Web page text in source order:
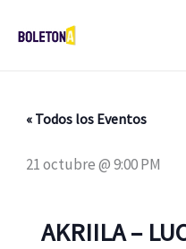
« Todos los Eventos
21 octubre @ 9:00 PM
AKRIILA –